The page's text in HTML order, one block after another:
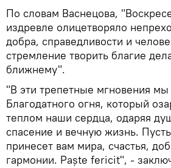
По словам Васнецова,
издревле олицетворяло
добра, справедливости и
стремление творить благие
ближнему".
"В эти трепетные мгновения
Благодатного огня, который
теплом наши сердца, одаряя
спасение и вечную жизнь.
принесет вам мира, счастья,
гармонии. Paște fericit", -